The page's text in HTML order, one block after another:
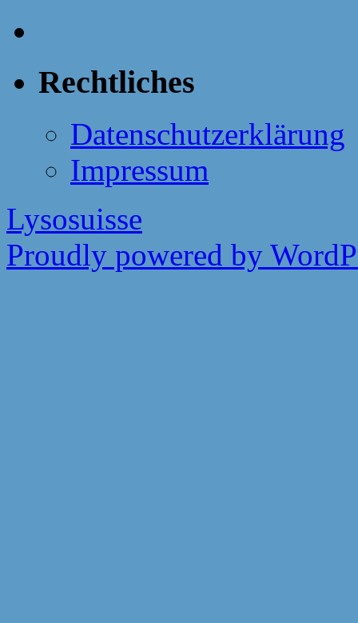
Rechtliches
Datenschutzerklärung
Impressum
Lysosuisse
Proudly powered by